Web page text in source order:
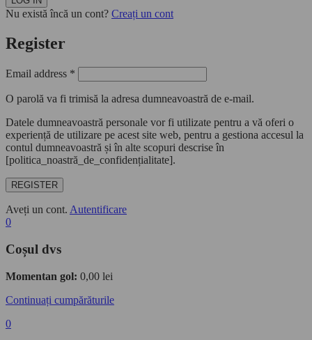
Nu există încă un cont? Creați un cont
Register
Email address *
O parolă va fi trimisă la adresa dumneavoastră de e-mail.
Datele dumneavoastră personale vor fi utilizate pentru a vă oferi o
experiență de utilizare pe acest site web, pentru a gestiona accesul la
contul dumneavoastră și în alte scopuri descrise în
[politica_noastră_de_confidențialitate].
REGISTER
Aveți un cont. Autentificare
0
Coșul dvs
Momentan gol: 0,00 lei
Continuați cumpărăturile
0